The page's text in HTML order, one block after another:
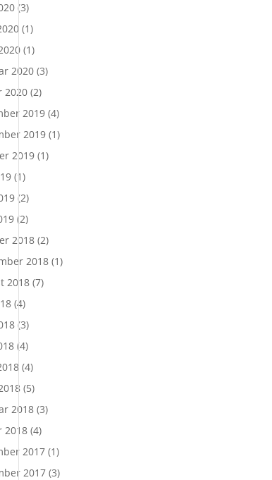
(3)
(1)
(1)
2020 (3)
2020 (2)
2019 (4)
2019 (1)
2019 (1)
(1)
(2)
(2)
2018 (2)
2018 (1)
2018 (7)
(4)
(3)
(4)
(4)
(5)
2018 (3)
2018 (4)
2017 (1)
2017 (3)